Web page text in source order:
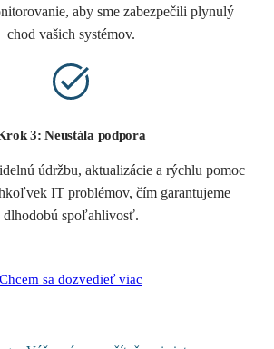
aby sme zabezpečili plynulý
chod vašich systémov.
3: Neustála podpora
údržbu, aktualizácie a rýchlu pomoc
IT problémov, čím garantujeme
dlhodobú spoľahlivosť.
Chcem sa dozvedieť viac